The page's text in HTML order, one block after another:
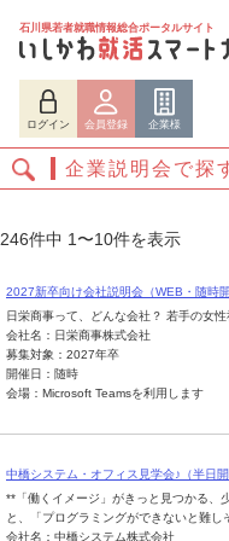
石川県若者就職情報総合ポータルサイト
ログイン 会員登録 企業様
企業説明会で探
246件中 1〜10件を表示
2027新卒向け会社説明会（WEB・随時開
日栄商事って、どんな会社？ 若手の女
会社名：日栄商事株式会社
募集対象：2027年卒
開催日：随時
会場：Microsoft Teamsを利用します
中橋システム・オフィス見学会♪（半日開
**「働くイメージ」がきっと見つかる、
と、「プログラミングができないと難し
会社名：中橋システム株式会社